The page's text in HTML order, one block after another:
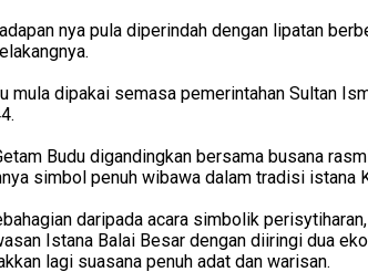
nya pula diperindah dengan lipatan
mula dipakai semasa pemerintahan Sultan
Budu digandingkan bersama busana
simbol penuh wibawa dalam tradisi istana
daripada acara simbolik
Istana Balai Besar dengan diiringi dua
lagi suasana penuh adat dan warisan.